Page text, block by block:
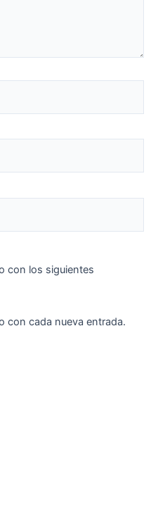
con los siguientes
con cada nueva entrada.